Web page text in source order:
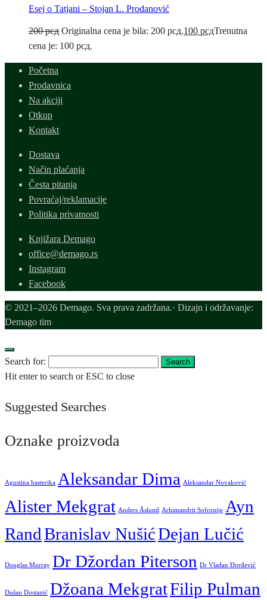
Esej o Tatjani – Stojan L. Prodanović
200рсд Originalna cena je bila: 200 рсд.100 рсдTrenutna
cena je: 100 рсд.
Početna
Prodavnica
Na akciji
Otkup
Kontakt
Dostava
Način plaćanja
Česta pitanja
Povraćaj/reklamacije
Politika privatnosti
Knjižara Demago
office@demago.rs
Instagram
Facebook
© 2021–2026 Demago. Sva prava zadržana.· Dizajn i održavanje:
Demago tim
Search for: Search
Hit enter to search or ESC to close
Suggested Searches
Oznake proizvoda
Agustina basterika Aleksandar Dima Aleksandar Novaković
Alister Mekgrat Anders Åslund Arhimandrit Sofronije Ayn
RandBranislav NušićDejan Lučić
Douglas Murray Dr Džordan Piterson Dr Vladan Đorđević
Dušan Dostanić Džoana MekgratFilip Pulman